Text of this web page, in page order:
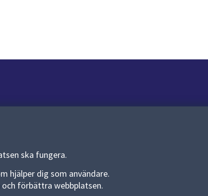
ska fungera.
hjälper dig som användare.
förbättra webbplatsen.
handlingar och diarium
av personuppgifter